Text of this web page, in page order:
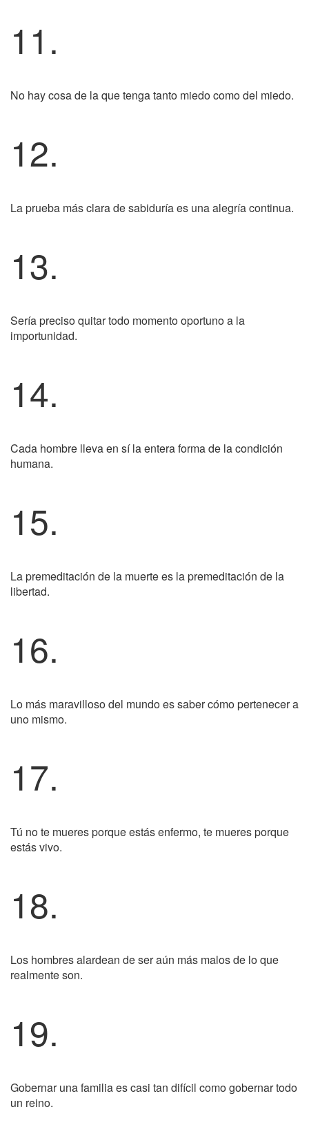
11.
No hay cosa de la que tenga tanto miedo como del miedo.
12.
La prueba más clara de sabiduría es una alegría continua.
13.
Sería preciso quitar todo momento oportuno a la
importunidad.
14.
Cada hombre lleva en sí la entera forma de la condición
humana.
15.
La premeditación de la muerte es la premeditación de la
libertad.
16.
Lo más maravilloso del mundo es saber cómo pertenecer a
uno mismo.
17.
Tú no te mueres porque estás enfermo, te mueres porque
estás vivo.
18.
Los hombres alardean de ser aún más malos de lo que
realmente son.
19.
Gobernar una familia es casi tan difícil como gobernar todo
un reino.